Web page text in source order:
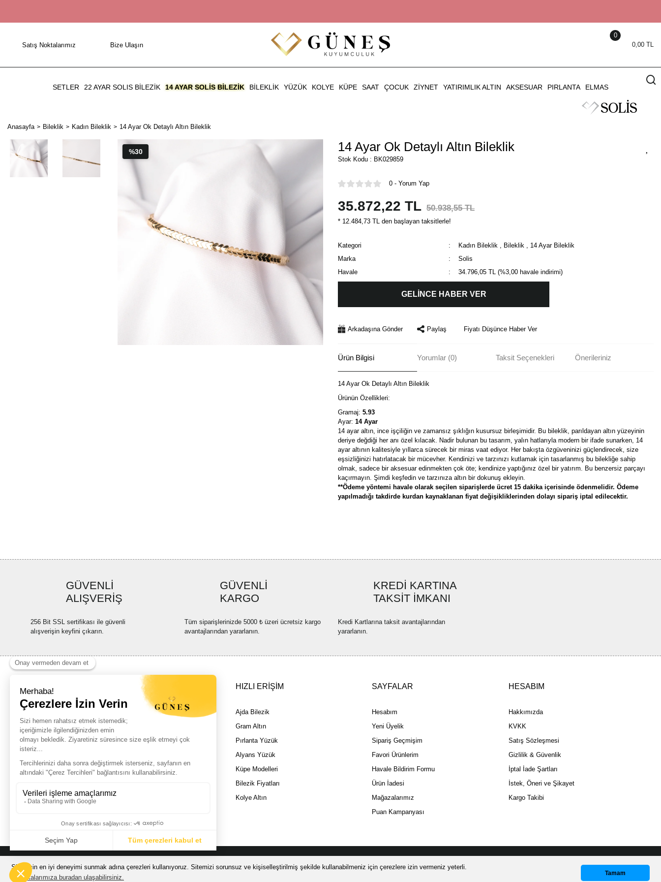
Sizin için en iyi deneyimi sunmak adına çerezleri kullanıyoruz. Sitemizi sorunsuz ve kişiselleştirilmiş şekilde kullanabilmeniz için çerezlere izin vermeniz yeterli.
Politikalarımıza buradan ulaşabilirsiniz.
Tamam
Whatsapp Destek
Satış Noktalarımız Bize Ulaşın 0,00 TL
0
SETLER 22 AYAR SOLIS BİLEZİK 14 AYAR SOLIS BILEZIK BILEKLIK YÜZÜK KOLYE KÜPE SAAT ÇOCUK ZIYNET YATIRIMLIK ALTIN AKSESUAR PIRLANTA ELMAS
Anasayfa Bileklik Kadın Bileklik 14 Ayar Ok Detaylı Altın Bileklik
%30 14 Ayar Ok Detaylı Altın Bileklik
Stok Kodu : BK029859
0 - Yorum Yap
35.872,22 TL 50.938,55 TL
* 12.484,73 TL den başlayan taksitlerle!
Kategori Kadın Bileklik , Bileklik , 14 Ayar Bileklik
Marka
Solis
Havale
34.796,05 TL (%3,00 havale indirimi)
GELİNCE HABER VER
Arkadaşına Gönder Paylaş Fiyatı Düşünce Haber Ver
Ürün Bilgisi Yorumlar (0) Taksit Seçenekleri Önerileriniz
14 Ayar Ok Detaylı Altın Bileklik
Ürünün Özellikleri:
Gramaj: 5.93
Ayar: 14 Ayar
14 ayar altın, ince işçiliğin ve zamansız şıklığın kusursuz birleşimidir. Bu bileklik, parıldayan altın yüzeyinin
deriye değdiği her anı özel kılacak. Nadir bulunan bu tasarım, yalın hatlarıyla modern bir ifade sunarken, 14
ayar altının kalitesiyle yıllarca sürecek bir miras vaat ediyor. Her bakışta özgüveninizi güçlendirecek, size
eşsizliğinizi hatırlatacak bir mücevher. Kendinizi ve tarzınızı kutlamak için tasarlanmış bu bilekliğe sahip
olmak, sadece bir aksesuar edinmekten çok öte; kendinize yaptığınız özel bir yatırım. Bu benzersiz parçayı
kaçırmayın. Şimdi keşfedin ve tarzınıza altın bir dokunuş ekleyin.
**Ödeme yöntemi havale olarak seçilen siparişlerde ücret 15 dakika içerisinde ödenmelidir. Ödeme
yapılmadığı takdirde kurdan kaynaklanan fiyat değişikliklerinden dolayı sipariş iptal edilecektir.
Ürün açıklamasında eksik bilgiler bulunuyor.
Ürün bilgilerinde hatalar bulunuyor.
Bu ürüne benzer farklı alternatifler olmalı.
GÜVENLİ
ALIŞVERİŞ
256 Bit SSL sertifikası ile güvenli
alışverişin keyfini çıkarın.
GÜVENLİ
KARGO
Tüm siparişlerinizde 5000 ₺ üzeri ücretsiz kargo
avantajlarından yararlanın.
KREDİ KARTINA
TAKSİT İMKANI
Kredi Kartlarına taksit avantajlarından
yararlanın.
HIZLI ERİŞİM
Ajda Bilezik
Gram Altın
Pırlanta Yüzük
Alyans Yüzük
Küpe Modelleri
Bilezik Fiyatları
Kolye Altın
SAYFALAR
Hesabım
Yeni Üyelik
Sipariş Geçmişim
Favori Ürünlerim
Havale Bildirim Formu
Ürün İadesi
Mağazalarımız
Puan Kampanyası
HESABIM
Hakkımızda
KVKK
Satış Sözleşmesi
Gizlilik & Güvenlik
İptal İade Şartları
İstek, Öneri ve Şikayet
Kargo Takibi